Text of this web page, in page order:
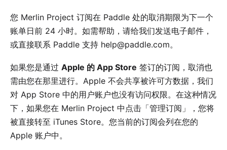
您 Merlin Project 订阅在 Paddle 处的取消期限为下一个
账单日前 24 小时。如需帮助，请给我们发送电子邮件 ，
或直接联系 Paddle 支持 help@paddle.com。
如果您是通过 Apple 的 App Store 签订的订阅，取消也
需由您在那里进行。Apple 不会共享被许可方数据，我们
对 App Store 中的用户账户也没有访问权限。在这种情况
下，如果您在 Merlin Project 中点击「管理订阅」，您将
被直接转至 iTunes Store。您当前的订阅会列在您的
Apple 账户中。